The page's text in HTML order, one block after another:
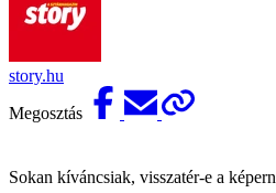
story.hu
Megosztás
Sokan kíváncsiak, visszatér-e a